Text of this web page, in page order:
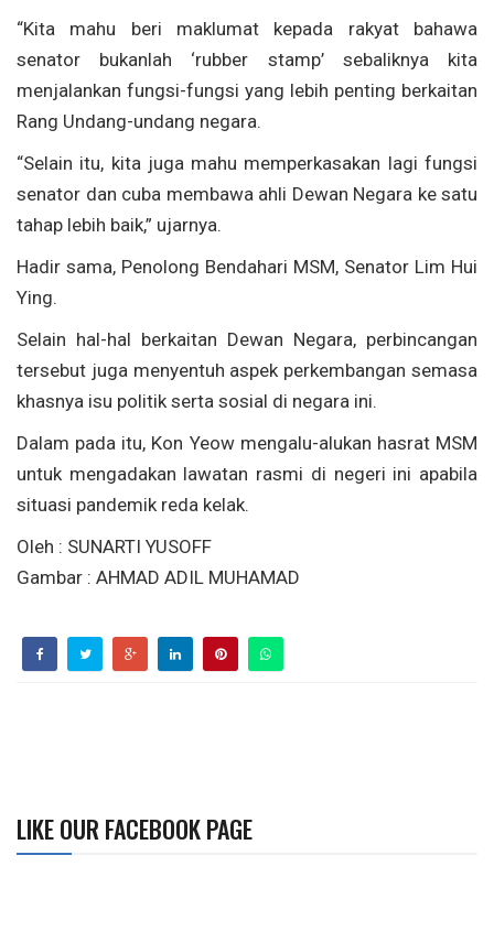
“Kita mahu beri maklumat kepada rakyat bahawa
senator bukanlah ‘rubber stamp’ sebaliknya kita
menjalankan fungsi-fungsi yang lebih penting berkaitan
Rang Undang-undang negara.
“Selain itu, kita juga mahu memperkasakan lagi fungsi
senator dan cuba membawa ahli Dewan Negara ke satu
tahap lebih baik,” ujarnya.
Hadir sama, Penolong Bendahari MSM, Senator Lim Hui
Ying.
Selain hal-hal berkaitan Dewan Negara, perbincangan
tersebut juga menyentuh aspek perkembangan semasa
khasnya isu politik serta sosial di negara ini.
Dalam pada itu, Kon Yeow mengalu-alukan hasrat MSM
untuk mengadakan lawatan rasmi di negeri ini apabila
situasi pandemik reda kelak.
Oleh : SUNARTI YUSOFF
Gambar : AHMAD ADIL MUHAMAD
LIKE OUR FACEBOOK PAGE